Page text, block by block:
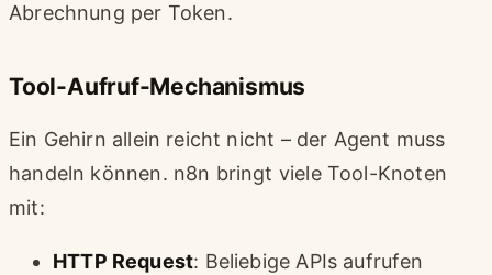
Abrechnung per Token.
Tool-Aufruf-Mechanismus
Ein Gehirn allein reicht nicht – der Agent muss
handeln können. n8n bringt viele Tool-Knoten
mit:
HTTP Request: Beliebige APIs aufrufen